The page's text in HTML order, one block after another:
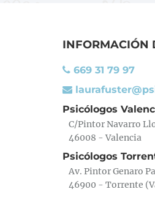
INFORMACIÓN
669 31 79 97
Psicólogos
C/Pintor Navarro
46008 - Valencia
Psicólogos
Av. Pintor Genaro
46900 - Torrente